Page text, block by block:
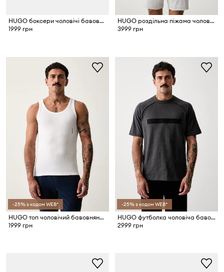
HUGO боксери чоловічі бавовняні з еластаном TRUNK TRIPLET PACK 3 шт.
1999 грн
HUGO роздільна піжама чоловіча GALAXY SHORT SET
3999 грн
-25% з кодом WEB*
HUGO топ чоловічий бавовняний TANK TOP TRIPL. PACK 3 шт.
1999 грн
-25% з кодом WEB*
HUGO футболка чоловіча бавовняна Dalik
2999 грн